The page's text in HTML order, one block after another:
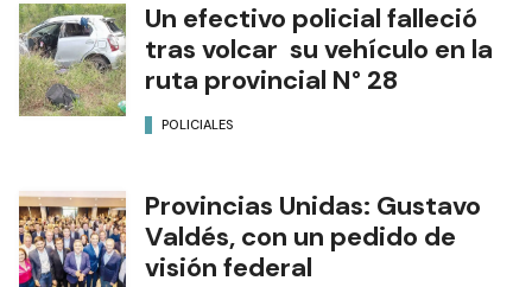
Un efectivo policial falleció
tras volcar su vehículo en la
ruta provincial N° 28
POLICIALES
Provincias Unidas: Gustavo
Valdés, con un pedido de
visión federal